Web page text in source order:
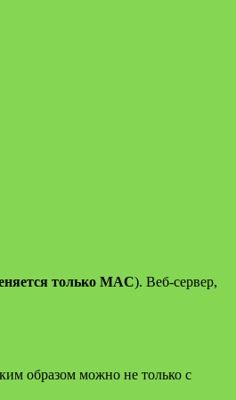
только MAC). Веб-сервер,
образом можно не только с